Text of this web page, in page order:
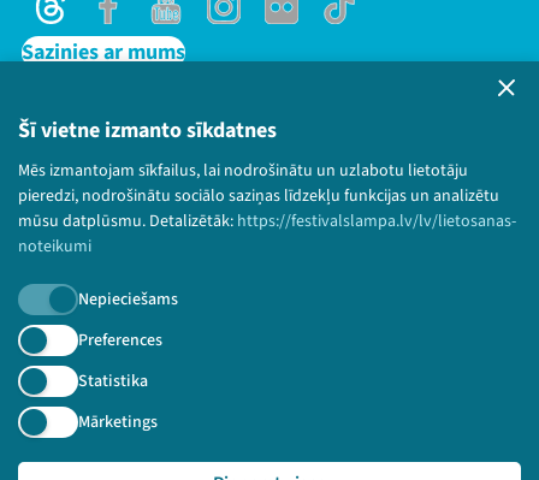
Šī vietne izmanto sīkdatnes
Mēs izmantojam sīkfailus, lai nodrošinātu un uzlabotu lietotāju
pieredzi, nodrošinātu sociālo saziņas līdzekļu funkcijas un analizētu
mūsu datplūsmu. Detalizētāk: https://festivalslampa.lv/lv/lietosanas-
noteikumi
Nepieciešams
Preferences
Statistika
Mārketings
ThreadsFacebookYoutubeInstagram
Flick TikTok
Sazinies ar mums
Lietošanas noteikumi un sīkdatņu politika
Bērnu aizsardzības politika
© 2026 Sarunu festivāls LAMPA Visas tiesības
paturētas.
Piesakies jaunumiem!
Nepalaid garām aktuālāko informāciju!